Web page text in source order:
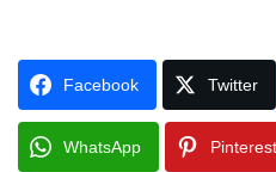
Facebook Twitter
WhatsApp Pinterest